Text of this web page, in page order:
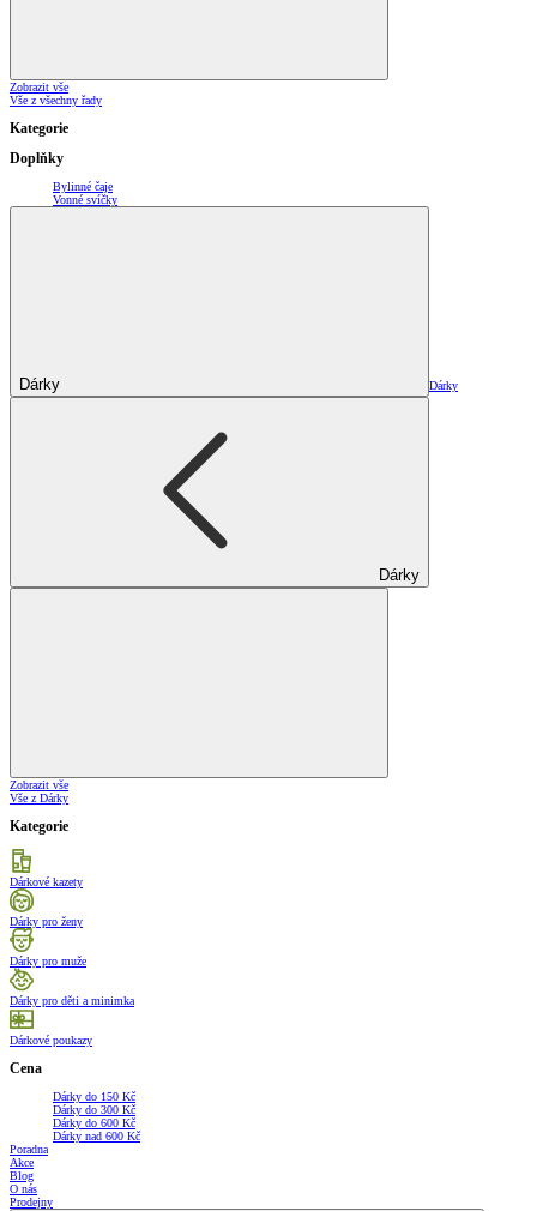
Zobrazit vše
Vše z všechny řady
Kategorie
Doplňky
Bylinné čaje
Vonné svíčky
Dárky Dárky
Dárky
Zobrazit vše
Vše z Dárky
Kategorie
Dárkové kazety
Dárky pro ženy
Dárky pro muže
Dárky pro děti a minimka
Dárkové poukazy
Cena
Dárky do 150 Kč
Dárky do 300 Kč
Dárky do 600 Kč
Dárky nad 600 Kč
Poradna
Akce
Blog
O nás
Prodejny